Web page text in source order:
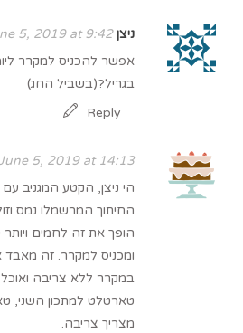
ניצן 5, 2019 at 9:42
אפשר להכניס למקרר
בגריל?(בשביל החג)
Reply
5, 2019 at 14:13
הי ניצן, הקטע המגניב
החיתוך המרשמלו נמס
הופך את זה לחמים ויותר
ומכניס למקרר. זה מאבד
במקרר ללא צריבה ואוכל
טארטלט למתכון השני,
מצריך צריבה.